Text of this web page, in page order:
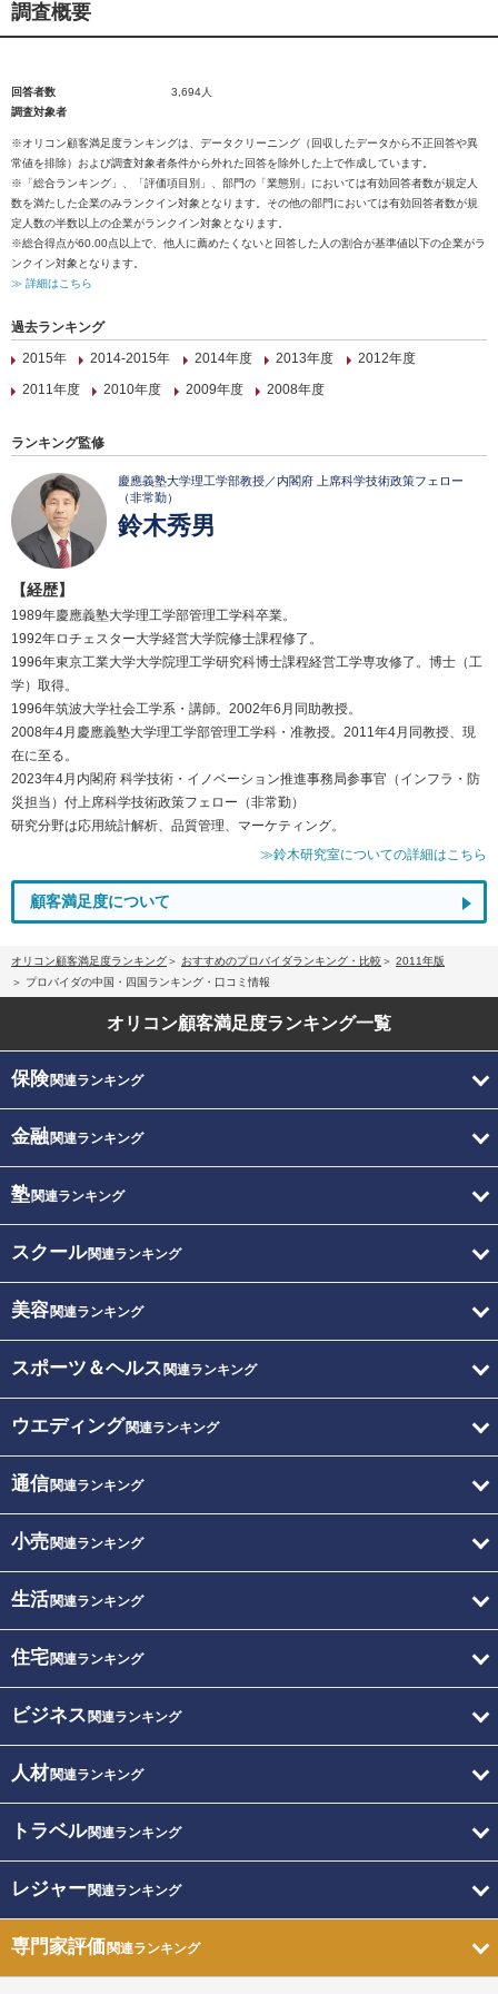
調査概要
回答者数
3,694人
調査対象者
※オリコン顧客満足度ランキングは、データクリーニング（回収したデータから不正回答や異
常値を排除）および調査対象者条件から外れた回答を除外した上で作成しています。
※「総合ランキング」、「評価項目別」、部門の「業態別」においては有効回答者数が規定人
数を満たした企業のみランクイン対象となります。その他の部門においては有効回答者数が規
定人数の半数以上の企業がランクイン対象となります。
※総合得点が60.00点以上で、他人に薦めたくないと回答した人の割合が基準値以下の企業がラ
ンクイン対象となります。
≫ 詳細はこちら
過去ランキング
2015年
2014-2015年 2014年度 2013年度
2012年度
2011年度
2010年度 2009年度 2008年度
ランキング監修
慶應義塾大学理工学部教授／内閣府 上席科学技術政策フェロー
（非常勤）
鈴木秀男
【経歴】
1989年慶應義塾大学理工学部管理工学科卒業。
1992年ロチェスター大学経営大学院修士課程修了。
1996年東京工業大学大学院理工学研究科博士課程経営工学専攻修了。博士（工
学）取得。
1996年筑波大学社会工学系・講師。2002年6月同助教授。
2008年4月慶應義塾大学理工学部管理工学科・准教授。2011年4月同教授、現
在に至る。
2023年4月内閣府 科学技術・イノベーション推進事務局参事官（インフラ・防
災担当）付上席科学技術政策フェロー（非常勤）
研究分野は応用統計解析、品質管理、マーケティング。
≫鈴木研究室についての詳細はこちら
顧客満足度について
オリコン顧客満足度ランキング おすすめのプロバイダランキング・比較
2011年版
プロバイダの中国・四国ランキング・口コミ情報
オリコン顧客満足度ランキング一覧
保険関連ランキング
金融関連ランキング
塾関連ランキング
スクール関連ランキング
美容関連ランキング
スポーツ＆ヘルス 関連ランキング
ウエディング関連ランキング
通信関連ランキング
小売関連ランキング
生活関連ランキング
住宅関連ランキング
ビジネス 関連ランキング
人材関連ランキング
トラベル関連ランキング
レジャー関連ランキング
専門家評価関連ランキング